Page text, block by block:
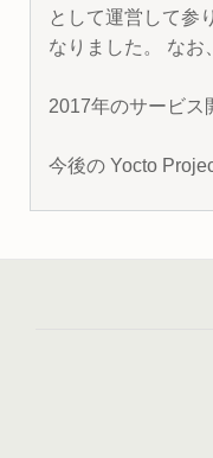
として運営して参
なりました。 なお
2017年のサービス
今後の Yocto